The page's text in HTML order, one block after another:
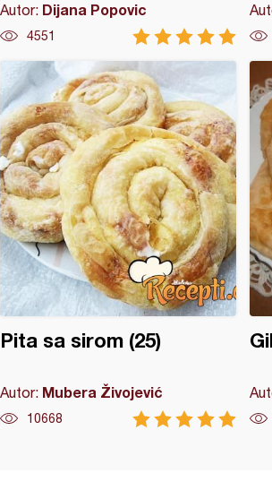
Autor: Dijana Popovic
4551
Pita sa sirom (25)
Autor: Mubera Živojević
10668